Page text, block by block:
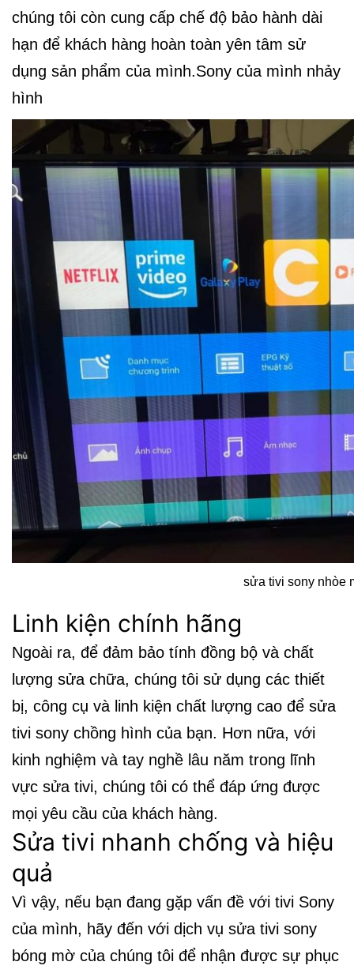
chúng tôi còn cung cấp chế độ bảo hành dài
hạn để khách hàng hoàn toàn yên tâm sử
dụng sản phẩm của mình.Sony của mình nhảy
hình
sửa tivi sony nhòe
Linh kiện chính hãng
Ngoài ra, để đảm bảo tính đồng bộ và chất
lượng sửa chữa, chúng tôi sử dụng các thiết
bị, công cụ và linh kiện chất lượng cao để sửa
tivi sony chồng hình của bạn. Hơn nữa, với
kinh nghiệm và tay nghề lâu năm trong lĩnh
vực sửa tivi, chúng tôi có thể đáp ứng được
mọi yêu cầu của khách hàng.
Sửa tivi nhanh chống và hiệu
quả
Vì vậy, nếu bạn đang gặp vấn đề với tivi Sony
của mình, hãy đến với dịch vụ sửa tivi sony
bóng mờ của chúng tôi để nhận được sự phục